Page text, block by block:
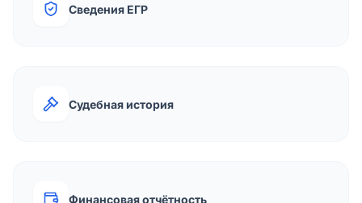
Сведения ЕГР
Судебная история
Финансовая отчётность